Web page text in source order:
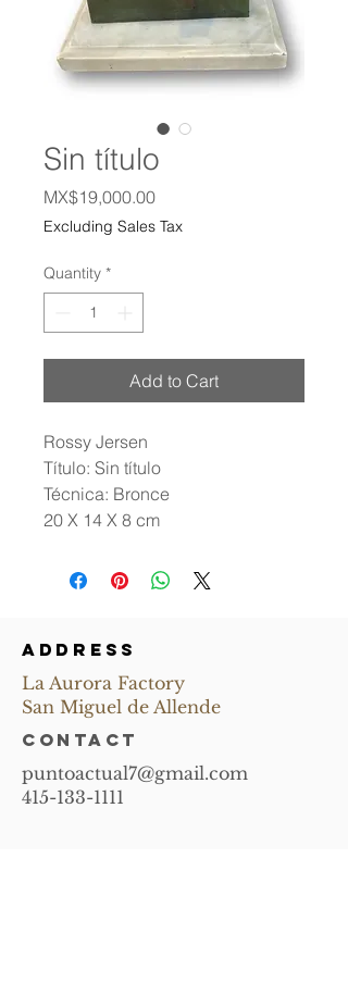
Sin título
MX$19,000.00Price
Excluding Sales Tax
Quantity *
Add to Cart
Rossy Jersen
Título: Sin título
Técnica: Bronce
20 X 14 X 8 cm
ADDRESS
La Aurora Factory
San Miguel de Allende
CONTACT
puntoactual7@gmail.com
415-133-1111